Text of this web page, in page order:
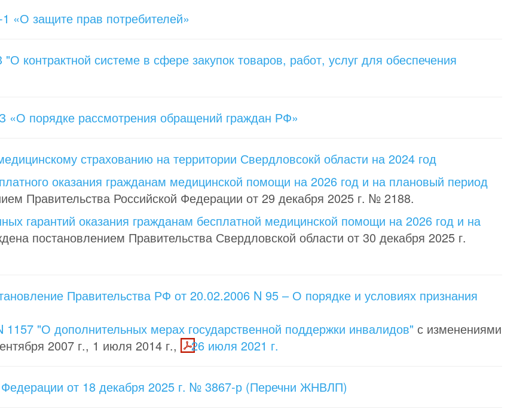
«О защите прав потребителей»
контрактной системе в сфере закупок товаров, работ, услуг для обеспечения
порядке рассмотрения обращений граждан РФ»
страхованию на территории Свердловсокй области на 2024 год
оказания гражданам медицинской помощи на 2026 год и на плановый период
Правительства Российской Федерации от 29 декабря 2025 г. № 2188.
гарантий оказания гражданам бесплатной медицинской помощи на 2026 год и на
постановлением Правительства Свердловской области от 30 декабря 2025 г.
Правительства РФ от 20.02.2006 N 95 – О порядке и условиях признания
1157 "О дополнительных мерах государственной поддержки инвалидов" с изменениями
2007 г., 1 июля 2014 г.,
26 июля 2021 г.
Федерации от 18 декабря 2025 г. № 3867-р (Перечни ЖНВЛП)